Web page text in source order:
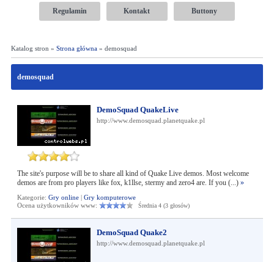
Regulamin Kontakt Buttony
Katalog stron » Strona główna» demosquad
demosquad
DemoSquad QuakeLive
http://www.demosquad.planetquake.pl
The site's purpose will be to share all kind of Quake Live demos. Most welcome
demos are from pro players like fox, k1llse, stermy and zero4 are. If you (...) »
Kategorie: Gry online| Gry komputerowe
Ocena użytkowników www:
Średnia 4 (3 głosów)
DemoSquad Quake2
http://www.demosquad.planetquake.pl